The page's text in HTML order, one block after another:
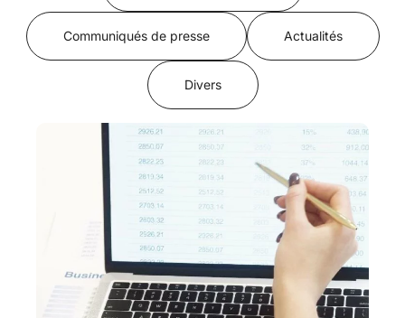
Communiqués de presse Actualités
Divers